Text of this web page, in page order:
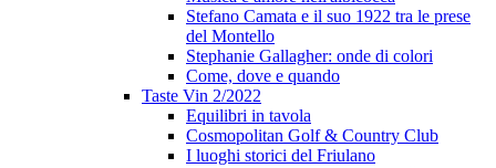
Stefano Camata e il suo 1922 tra le prese
del Montello
Stephanie Gallagher: onde di colori
Come, dove e quando
Taste Vin 2/2022
Equilibri in tavola
Cosmopolitan Golf & Country Club
I luoghi storici del Friulano